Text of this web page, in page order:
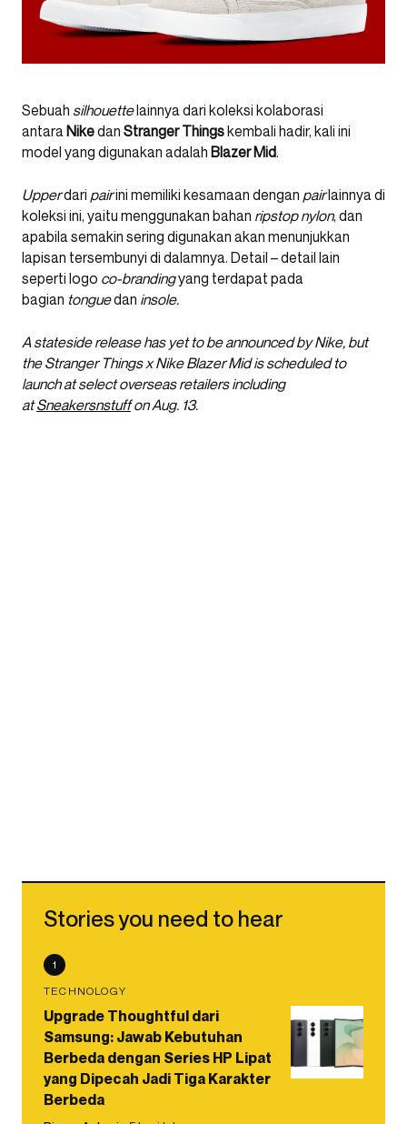
Sebuah silhouettelainnya dari koleksi kolaborasi
antara Nikedan Stranger Thingskembali hadir, kali ini
model yang digunakan adalah Blazer Mid.
Upperdari pairini memiliki kesamaan dengan pairlainnya di
koleksi ini, yaitu menggunakan bahan ripstop nylon, dan
apabila semakin sering digunakan akan menunjukkan
lapisan tersembunyi di dalamnya. Detail – detail lain
seperti logo co-brandingyang terdapat pada
bagian tonguedan insole.
A stateside release has yet to be announced by Nike, but
the Stranger Things x Nike Blazer Mid is scheduled to
launch at select overseas retailers including
atSneakersnstuffon Aug. 13.
Stories you need to hear
1
TECHNOLOGY
Upgrade Thoughtful dari
Samsung: Jawab Kebutuhan
Berbeda dengan Series HP Lipat
yang Dipecah Jadi Tiga Karakter
Berbeda